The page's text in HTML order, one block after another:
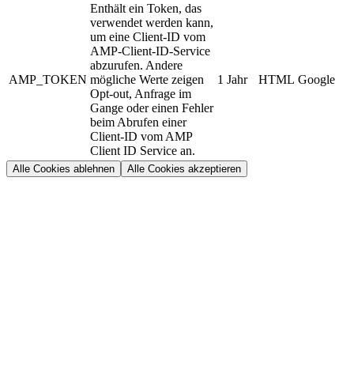
AMP_TOKEN
Enthält ein Token, das
verwendet werden kann,
um eine Client-ID vom
AMP-Client-ID-Service
abzurufen. Andere
mögliche Werte zeigen
Opt-out, Anfrage im
Gange oder einen Fehler
beim Abrufen einer
Client-ID vom AMP
Client ID Service an.
1 Jahr HTML Google
Alle Cookies ablehnen Alle Cookies akzeptieren